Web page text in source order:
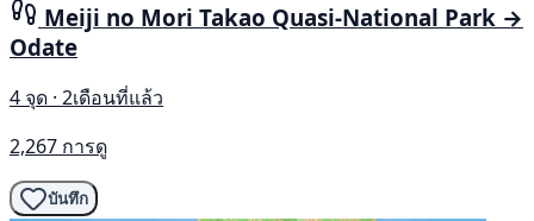
Meiji no Mori Takao Quasi-National Park →
Odate
4 จุด · 2เดือนที่แล้ว
2,267 การดู
บันทึก